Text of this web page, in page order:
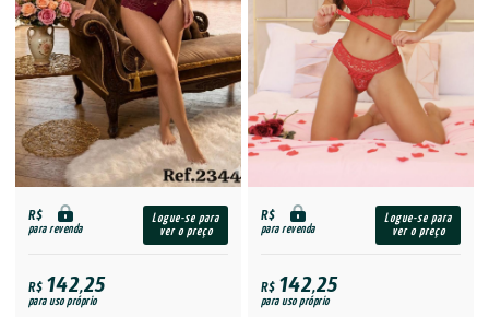
R$
para revenda
Logue-se para
ver o preço
R$142,25
para uso próprio
R$
para revenda
Logue-se para
ver o preço
R$142,25
para uso próprio